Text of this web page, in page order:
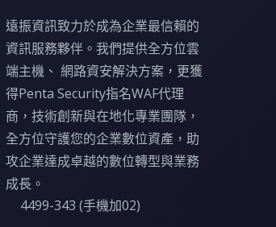
遠振資訊致力於成為企業最信賴的
資訊服務夥伴。我們提供全方位雲
端主機、 網路資安解決方案，更獲
得Penta Security指名WAF代理
商，技術創新與在地化專業團隊，
全方位守護您的企業數位資產，助
攻企業達成卓越的數位轉型與業務
成長。
4499-343 (手機加02)